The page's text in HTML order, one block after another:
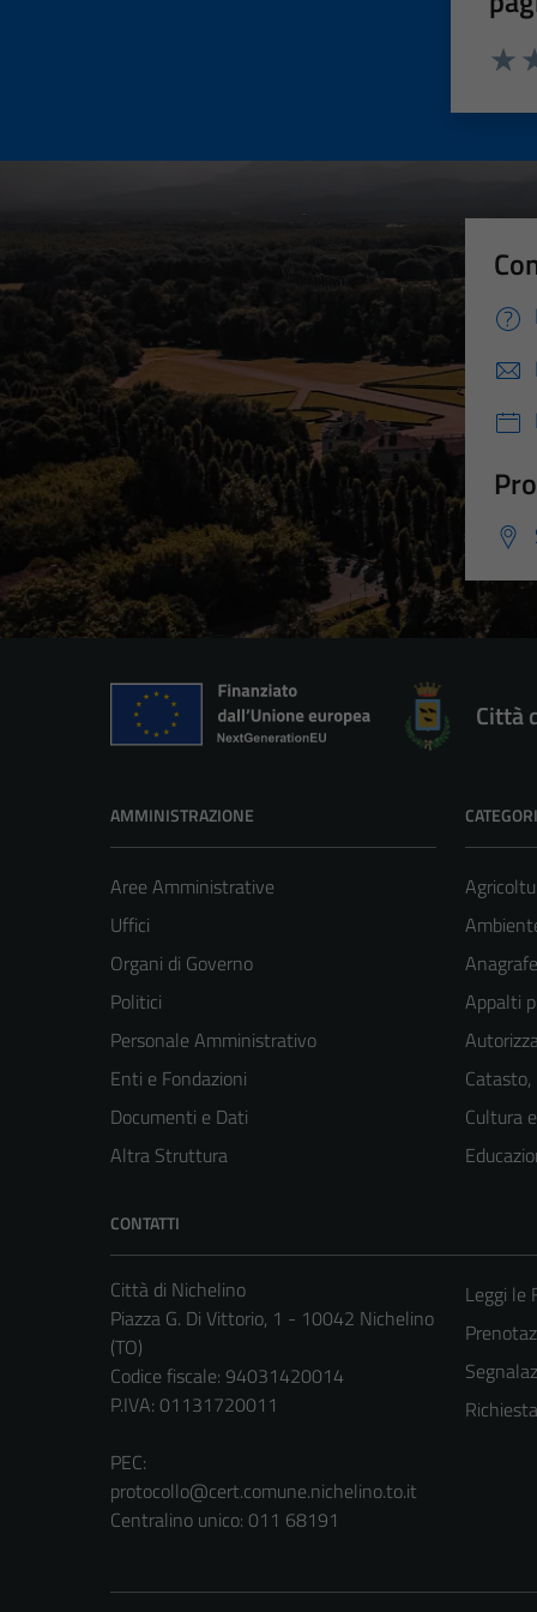
Città
AMMINISTRAZIONE
Aree Amministrative
Uffici
Organi di Governo
Politici
Personale Amministrativo
Enti e Fondazioni
Documenti e Dati
Altra Struttura
Appalti
Cultura
CONTATTI
Città di Nichelino
Piazza G. Di Vittorio, 1 - 10042 Nichelino
(TO)
Codice fiscale: 94031420014
P.IVA: 01131720011
PEC:
protocollo@cert.comune.nichelino.to.it
Centralino unico: 011 68191
Leggi le